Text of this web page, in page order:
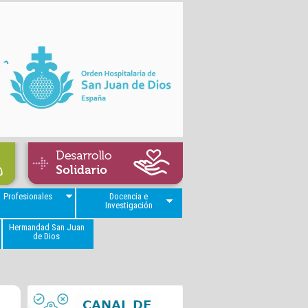
Profesionales
Docencia e
Investigación
Hermandad San Juan
de Dios